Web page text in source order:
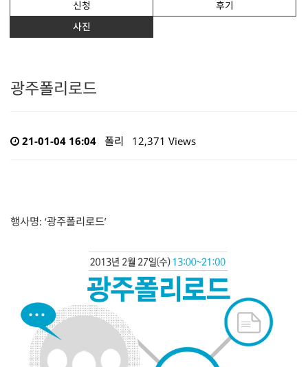
신청
후기
사진
광주폴리로드
21-01-04 16:04 폴리 12,371 Views
행사명: ‘광주폴리로드’